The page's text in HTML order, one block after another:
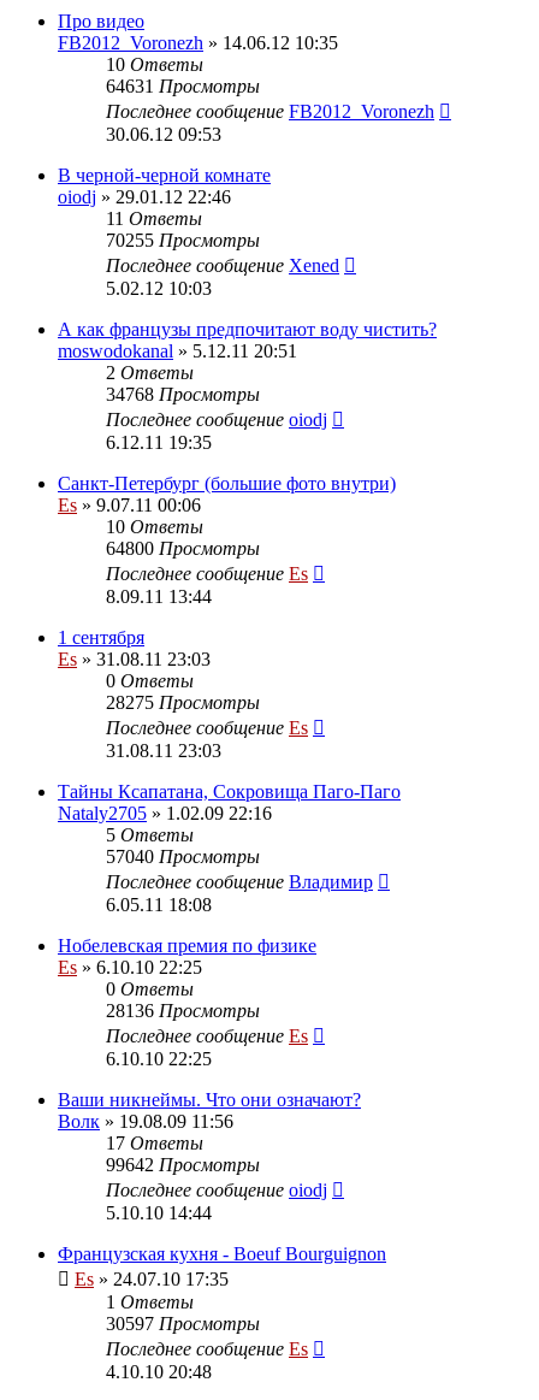
Про видео
FB2012_Voronezh » 14.06.12 10:35
10 Ответы
64631 Просмотры
Последнее сообщение FB2012_Voronezh
30.06.12 09:53
В черной-черной комнате
oiodj » 29.01.12 22:46
11 Ответы
70255 Просмотры
Последнее сообщение Xened
5.02.12 10:03
А как французы предпочитают воду чистить?
moswodokanal » 5.12.11 20:51
2 Ответы
34768 Просмотры
Последнее сообщение oiodj
6.12.11 19:35
Санкт-Петербург (большие фото внутри)
Es » 9.07.11 00:06
10 Ответы
64800 Просмотры
Последнее сообщение Es
8.09.11 13:44
1 сентября
Es » 31.08.11 23:03
0 Ответы
28275 Просмотры
Последнее сообщение Es
31.08.11 23:03
Тайны Ксапатана, Сокровища Паго-Паго
Nataly2705 » 1.02.09 22:16
5 Ответы
57040 Просмотры
Последнее сообщение Владимир
6.05.11 18:08
Нобелевская премия по физике
Es » 6.10.10 22:25
0 Ответы
28136 Просмотры
Последнее сообщение Es
6.10.10 22:25
Ваши никнеймы. Что они означают?
Волк » 19.08.09 11:56
17 Ответы
99642 Просмотры
Последнее сообщение oiodj
5.10.10 14:44
Французская кухня - Boeuf Bourguignon
Es » 24.07.10 17:35
1 Ответы
30597 Просмотры
Последнее сообщение Es
4.10.10 20:48